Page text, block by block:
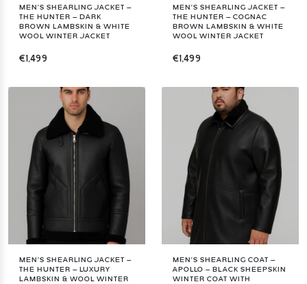
MEN’S SHEARLING JACKET –
THE HUNTER – DARK
BROWN LAMBSKIN & WHITE
WOOL WINTER JACKET
€1,499
MEN’S SHEARLING JACKET –
THE HUNTER – COGNAC
BROWN LAMBSKIN & WHITE
WOOL WINTER JACKET
€1,499
MEN’S SHEARLING JACKET –
THE HUNTER – LUXURY
LAMBSKIN & WOOL WINTER
MEN’S SHEARLING COAT –
APOLLO – BLACK SHEEPSKIN
WINTER COAT WITH